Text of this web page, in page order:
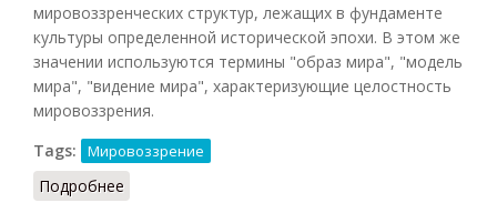
мировоззренческих структур, лежащих в фундаменте
культуры определенной исторической эпохи. В этом же
значении используются термины "образ мира", "модель
мира", "видение мира", характеризующие целостность
мировоззрения.
Tags:
Мировоззрение
Подробнее